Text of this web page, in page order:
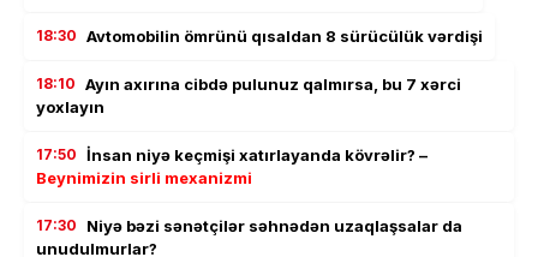
18:30 Avtomobilin ömrünü qısaldan 8 sürücülük vərdişi
18:10 Ayın axırına cibdə pulunuz qalmırsa, bu 7 xərci
yoxlayın
17:50 İnsan niyə keçmişi xatırlayanda kövrəlir? –
Beynimizin sirli mexanizmi
17:30
Niyə bəzi sənətçilər səhnədən uzaqlaşsalar da
unudulmurlar?